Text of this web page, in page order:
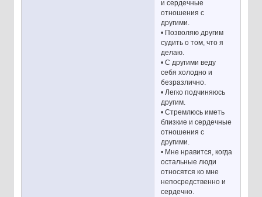
и сердечные
отношения с
другими.
• Позволяю другим
судить о том, что я
делаю.
• С другими веду
себя холодно и
безразлично.
• Легко подчиняюсь
другим.
• Стремлюсь иметь
близкие и сердечные
отношения с
другими.
• Мне нравится, когда
остальные люди
относятся ко мне
непосредственно и
сердечно.